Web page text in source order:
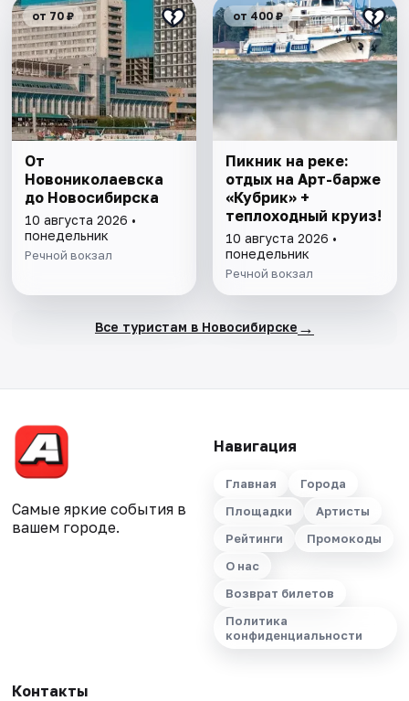
от 70 ₽
От
Новониколаевска
до Новосибирска
10 августа 2026 •
понедельник
Речной вокзал
от 400 ₽
Пикник на реке:
отдых на Арт-барже
«Кубрик» +
теплоходный круиз!
10 августа 2026 •
понедельник
Речной вокзал
Все туристам в Новосибирске →
Самые яркие события в
вашем городе.
Навигация
Главная
Города
Площадки
Артисты
Рейтинги
Промокоды
О нас
Возврат билетов
Политика
конфиденциальности
Контакты